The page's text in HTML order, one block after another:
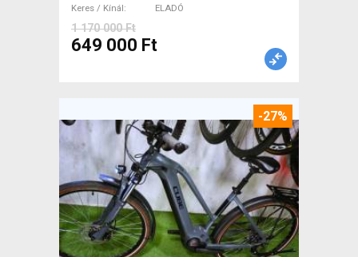
Keres / Kínál
ELADÓ
1 170 000 Ft
649 000 Ft
-27%